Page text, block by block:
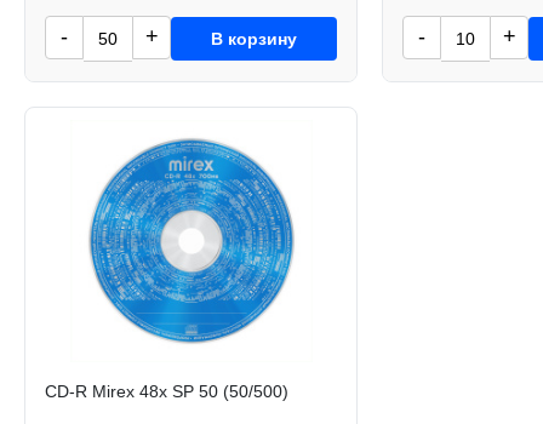
- + В корзину - +
CD-R Mirex 48x SP 50 (50/500)